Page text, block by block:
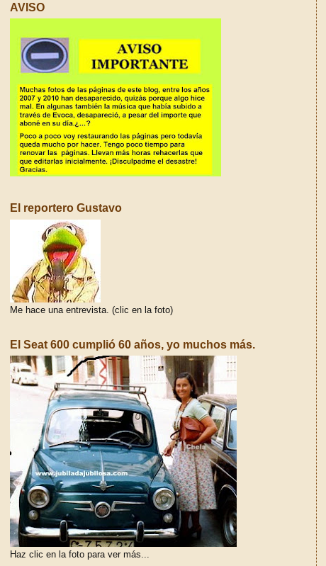
AVISO
El reportero Gustavo
Me hace una entrevista. (clic en la foto)
El Seat 600 cumplió 60 años, yo muchos más.
Haz clic en la foto para ver más...